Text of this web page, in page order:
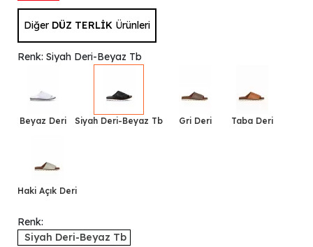
Diğer DÜZ TERLİK Ürünleri
Renk: Siyah Deri-Beyaz Tb
Beyaz Deri Siyah Deri-Beyaz Tb Gri Deri Taba Deri
Haki Açık Deri
Renk:
Siyah Deri-Beyaz Tb